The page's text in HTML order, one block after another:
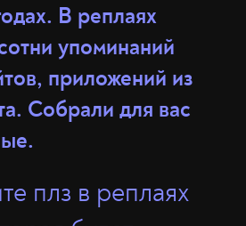
В реплаях
упоминаний
приложений из
Собрали для вас
плз в реплаях